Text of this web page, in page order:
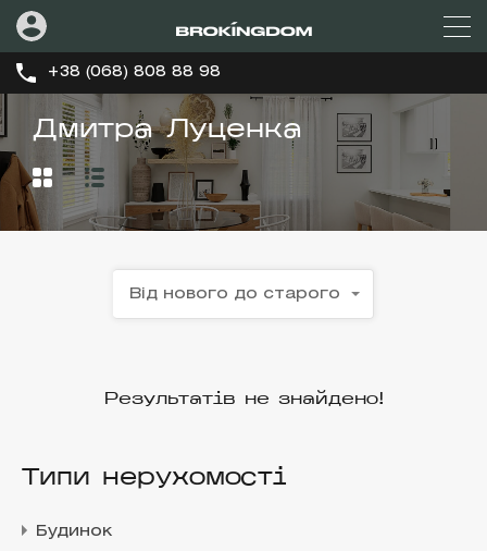
+38 (068) 808 88 98
Дмитра Луценка
Від нового до старого
Результатів не знайдено!
Типи нерухомості
Будинок